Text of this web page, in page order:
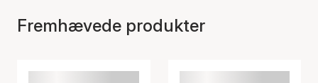
Fremhævede produkter